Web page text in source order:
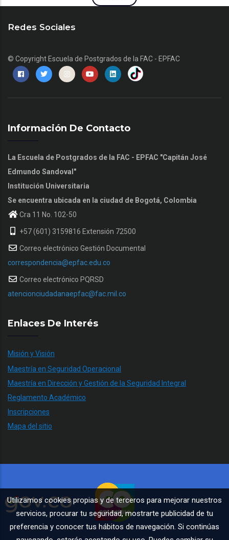
Redes Sociales
© Copyright Escuela de Postgrados de la FAC - EPFAC
Información De Contacto
La Escuela de Postgrados de la FAC - EPFAC "Capitán José
Edmundo Sandoval"
Institución Universitaria
Se encuentra ubicada en la ciudad de Bogotá, Colombia
Cra 11 No. 102-50
+57 (601) 3159816 Extensión 72500
Correo electrónico Gestión Documental
correspondencia@epfac.edu.co
Correo electrónico PQRSD
atencionciudadanaepfac@fac.mil.co
Enlaces De Interés
Misión y Visión
Maestría en Seguridad Operacional
Maestría en Dirección y Gestión de la Seguridad Integral
Reglamento Académico
Inscripciones
Mapa del sitio
Utilizamos cookies propias y de terceros para mejorar nuestros
servicios, procurar tu seguridad, mostrarte publicidad de tu
preferencia y conocer tus hábitos de navegación. Si continúas